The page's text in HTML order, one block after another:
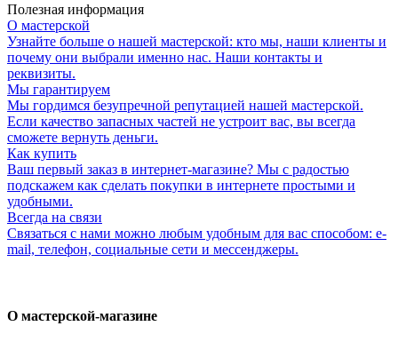
Полезная информация
О мастерской
Узнайте больше о нашей мастерской: кто мы, наши клиенты и
почему они выбрали именно нас. Наши контакты и
реквизиты.
Мы гарантируем
Мы гордимся безупречной репутацией нашей мастерской.
Если качество запасных частей не устроит вас, вы всегда
сможете вернуть деньги.
Как купить
Ваш первый заказ в интернет-магазине? Мы с радостью
подскажем как сделать покупки в интернете простыми и
удобными.
Всегда на связи
Связаться с нами можно любым удобным для вас способом: e-
mail, телефон, социальные сети и мессенджеры.
О мастерской-магазине